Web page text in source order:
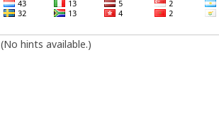
(No hints available.)